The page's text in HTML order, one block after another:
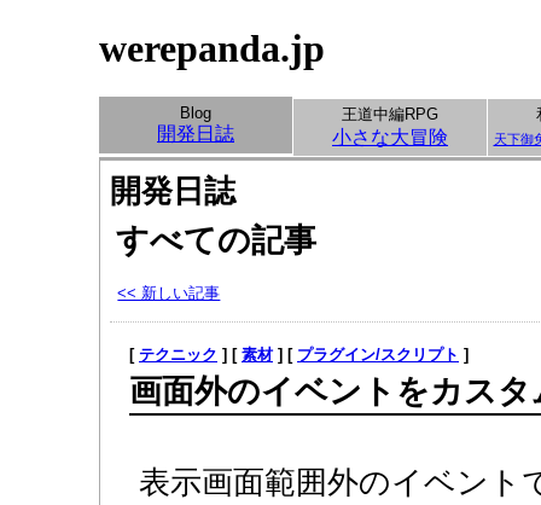
werepanda.jp
Blog
開発日誌
王道中編RPG
小さな大冒険 天下御
開発日誌
すべての記事
<< 新しい記事
[ テクニック ] [ 素材] [ プラグイン/スクリプト ]
画面外のイベントをカス
表示画面範囲外のイベント